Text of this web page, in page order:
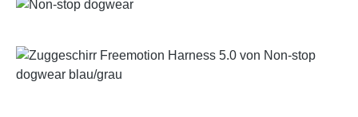
Bildergalerie überspringen